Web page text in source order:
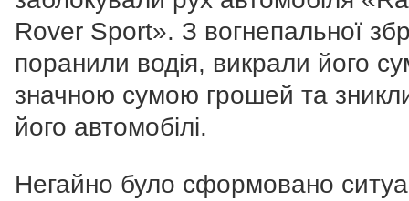
Rover Sport». З вогнепальної
поранили водія, викрали його
значною сумою грошей та
його автомобілі.
Негайно було сформовано